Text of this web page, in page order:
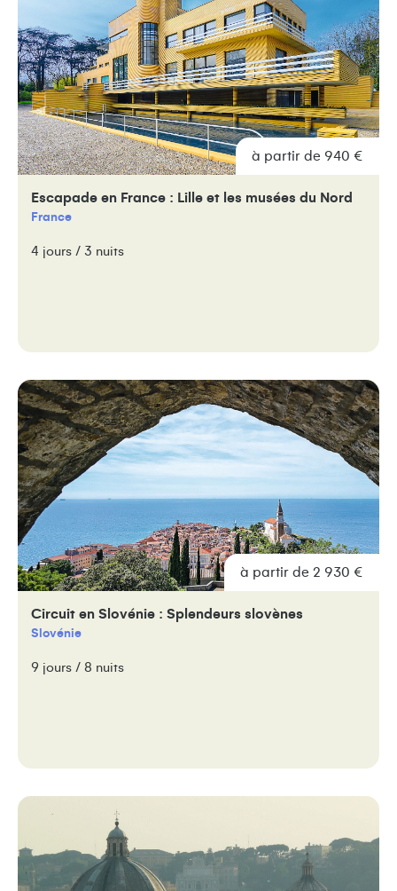
à partir de 940 €
Escapade en France : Lille et les musées du Nord
France
4 jours / 3 nuits
à partir de 2 930 €
Circuit en Slovénie : Splendeurs slovènes
Slovénie
9 jours / 8 nuits